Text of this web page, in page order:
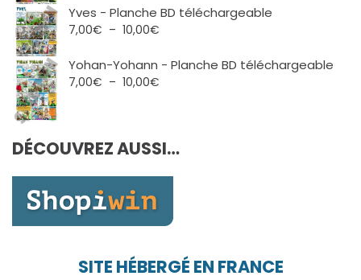
10,00€
prix :
10,00€
Yves - Planche BD téléchargeable
7,00€ – 10,00€
prix :
Yohan-Yohann - Planche BD téléchargeable
7,00€ – 10,00€
à
DÉCOUVREZ AUSSI…
SITE HÉBERGÉ EN FRANCE